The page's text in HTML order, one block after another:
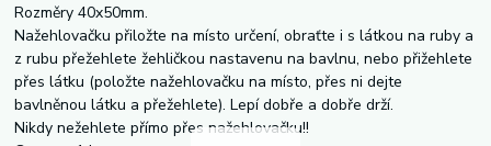
Rozměry 40x50mm.
Nažehlovačku přiložte na místo určení, obraťte i s látkou na ruby a
z rubu přežehlete žehličkou nastavenu na bavlnu, nebo přižehlete
přes látku (položte nažehlovačku na místo, přes ni dejte
bavlněnou látku a přežehlete). Lepí dobře a dobře drží.
Nikdy nežehlete přímo přes nažehlovačku!!